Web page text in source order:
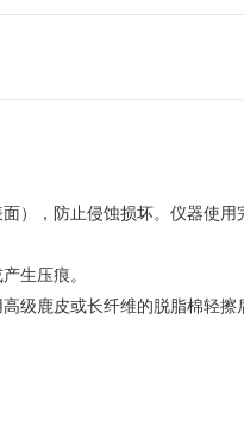
），防止侵蚀损坏。仪器使用
生压痕。
级鹿皮或长纤维的脱脂棉轻擦